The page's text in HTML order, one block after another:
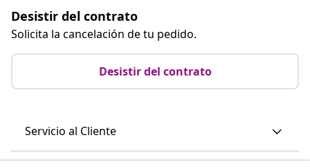
Desistir del contrato
Solicita la cancelación de tu pedido.
Desistir del contrato
Servicio al Cliente